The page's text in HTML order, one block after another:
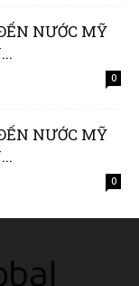
NƯỚC MỸ
0
NƯỚC MỸ
0